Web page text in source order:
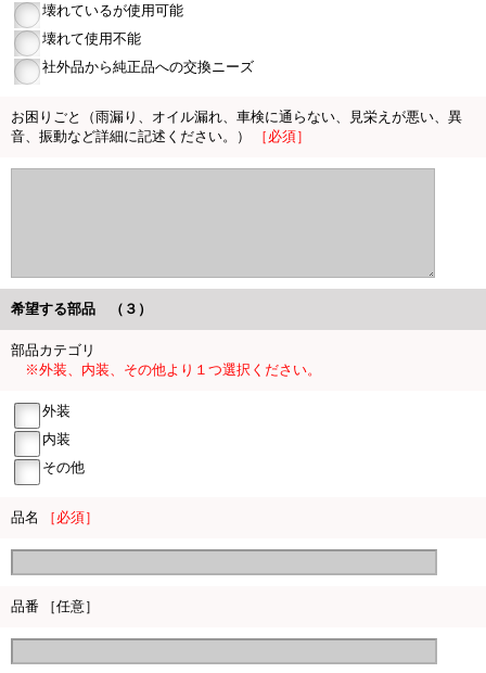
壊れているが使用可能
壊れて使用不能
社外品から純正品への交換ニーズ
お困りごと（雨漏り、オイル漏れ、車検に通らない、見栄えが悪い、異
音、振動など詳細に記述ください。）
［必須］
希望する部品 （３）
部品カテゴリ
※外装、内装、その他より１つ選択ください。
外装
内装
その他
品名 ［必須］
品番 ［任意］